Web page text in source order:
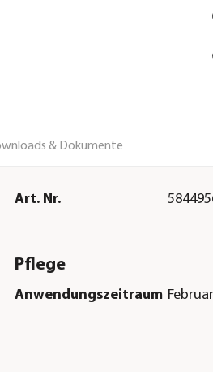
& Dokumente
Art. Nr.
Pflege
Anwendungszeitraum